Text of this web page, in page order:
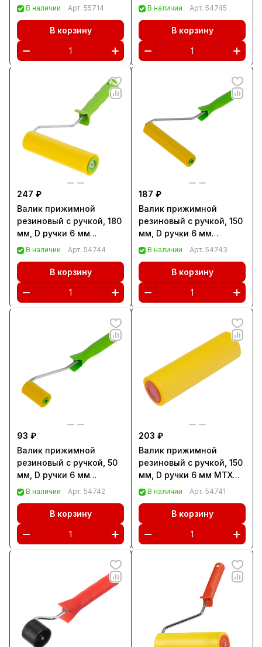
(81005)
В наличии Арт. 55714
В корзину
Сибртех (81035)
В наличии Арт. 54745
В корзину
247 ₽
Валик прижимной
резиновый с ручкой, 180
мм, D ручки 6 мм
Сибртех (81034)
В наличии Арт. 54744
В корзину
187 ₽
Валик прижимной
резиновый с ручкой, 150
мм, D ручки 6 мм
Сибртех (81033)
В наличии Арт. 54743
В корзину
93 ₽
Валик прижимной
резиновый с ручкой, 50
мм, D ручки 6 мм
Сибртех (81032)
В наличии Арт. 54742
В корзину
203 ₽
Валик прижимной
резиновый с ручкой, 150
мм, D ручки 6 мм MTX
(81015)
В наличии Арт. 54741
В корзину